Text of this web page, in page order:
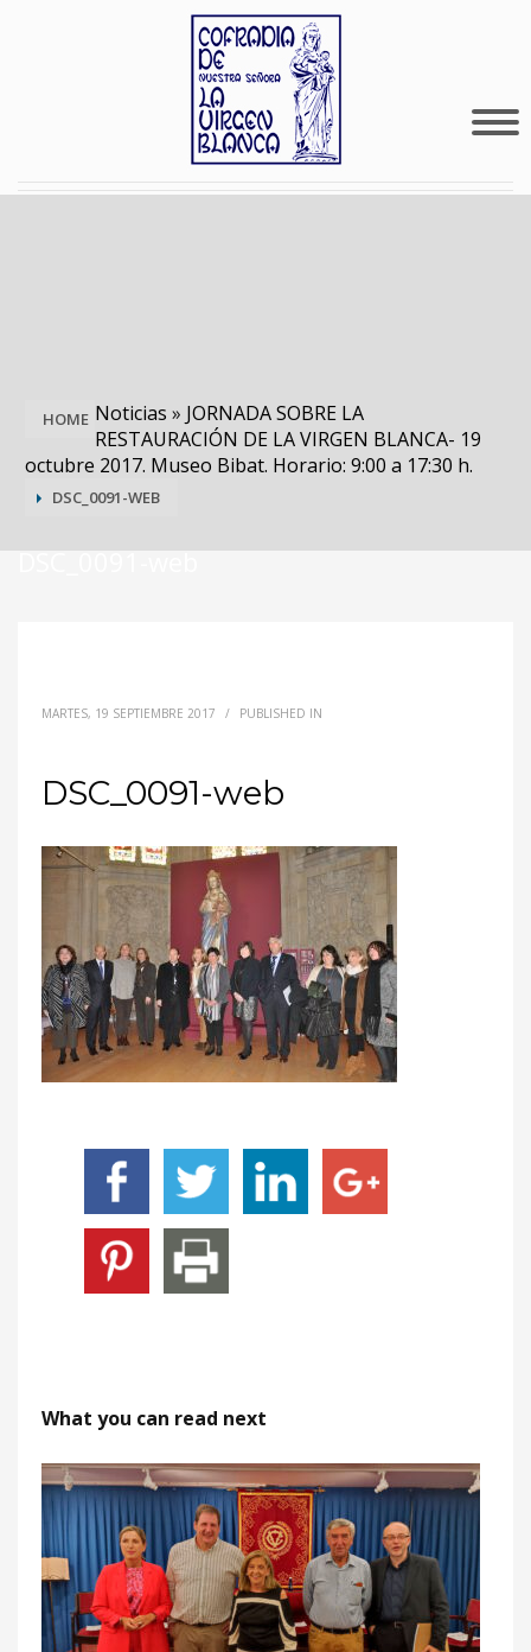
HOME Noticias » JORNADA SOBRE LA
RESTAURACIÓN DE LA VIRGEN BLANCA- 19
octubre 2017. Museo Bibat. Horario: 9:00 a 17:30 h.
DSC_0091-WEB
DSC_0091-web
MARTES, 19 SEPTIEMBRE 2017 / PUBLISHED IN
DSC_0091-web
What you can read next